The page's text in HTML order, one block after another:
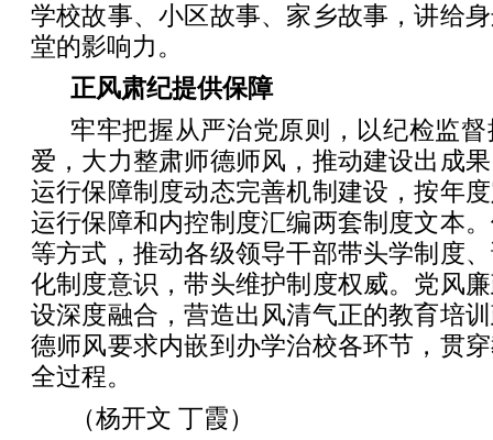
学校故事、小区故事、家乡故事，讲给
堂的影响力。
正风肃纪提供保障
牢牢把握从严治党原则，以纪检监
爱，大力整肃师德师风，推动建设出成
运行保障制度动态完善机制建设，按年
运行保障和内控制度汇编两套制度文本
等方式，推动各级领导干部带头学制度
化制度意识，带头维护制度权威。党风
设深度融合，营造出风清气正的教育培
德师风要求内嵌到办学治校各环节，贯
全过程。
（杨开文 丁霞）